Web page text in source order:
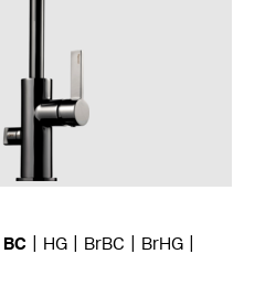
BC HG BrBC
BrHG